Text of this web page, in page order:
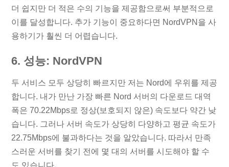
더 쉽지만 더 적은 수의 기능을 제공함으로써 부분적으로
이를 달성합니다. 추가 기능이 중요하다면 NordVPN을 사
용하기가 훨씬 더 어렵습니다.
6. 성능: NordVPN
두 서비스 모두 상당히 빠르지만 저는 Nord에 우위를 제공
합니다. 내가 만난 가장 빠른 Nord 서버의 다운로드 대역
폭은 70.22Mbps로 정상(보호되지 않은) 속도보다 약간 낮
습니다. 그러나 서버 속도가 상당히 다양하고 평균 속도가
22.75Mbps에 불과하다는 것을 알았습니다. 따라서 만족
스러운 서버를 찾기 전에 몇 대의 서버를 시도해야 할 수
도 있습니다.